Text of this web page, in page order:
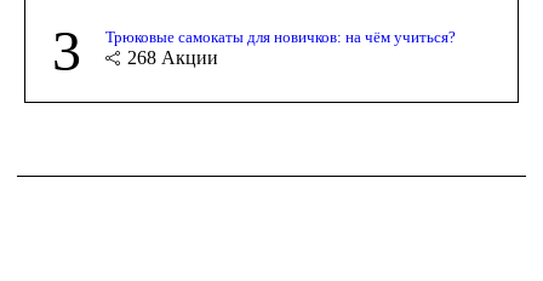
3 Трюковые самокаты для новичков: на чём учиться?
268 Акции